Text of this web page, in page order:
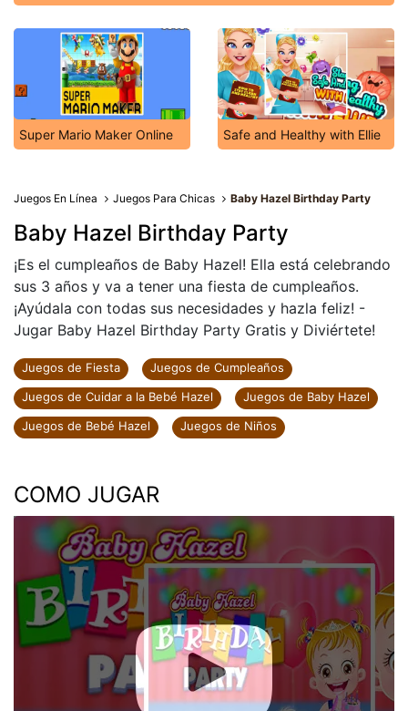
Super Mario Maker Online Safe and Healthy with Ellie
Juegos En Línea Juegos Para Chicas Baby Hazel Birthday Party
Baby Hazel Birthday Party
¡Es el cumpleaños de Baby Hazel! Ella está celebrando
sus 3 años y va a tener una fiesta de cumpleaños.
¡Ayúdala con todas sus necesidades y hazla feliz! -
Jugar Baby Hazel Birthday Party Gratis y Diviértete!
Juegos de Fiesta
Juegos de Cumpleaños
Juegos de Cuidar a la Bebé Hazel
Juegos de Baby Hazel
Juegos de Bebé Hazel
Juegos de Niños
COMO JUGAR